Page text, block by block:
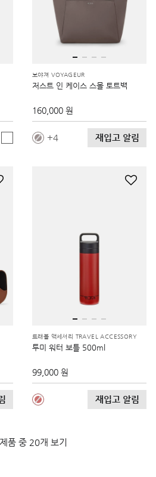
보야져 VOYAGEUR
저스트 인 케이스 스몰 토트백
160,000 원
4 재입고 알림
트래블 액세서리 TRAVEL ACCESSORY
투미 워터 보틀 500ml
99,000 원
재입고 알림
품 중 20개 보기